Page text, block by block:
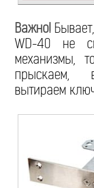
Важно!
WD-40 не
механизмы,
прыскаем,
вытираем